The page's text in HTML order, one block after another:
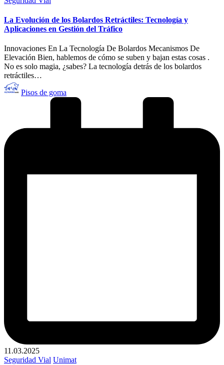
La Evolución de los Bolardos Retráctiles: Tecnología y
Aplicaciones en Gestión del Tráfico
Innovaciones En La Tecnología De Bolardos Mecanismos De
Elevación Bien, hablemos de cómo se suben y bajan estas cosas .
No es solo magia, ¿sabes? La tecnología detrás de los bolardos
retráctiles…
Publicado
por
Pisos de goma
11.03.2025
Publicado
Seguridad Vial Unimat